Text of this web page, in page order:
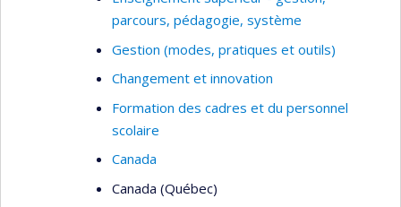
parcours, pédagogie, système
Gestion (modes, pratiques et outils)
Changement et innovation
Formation des cadres et du personnel
scolaire
Canada
Canada (Québec)